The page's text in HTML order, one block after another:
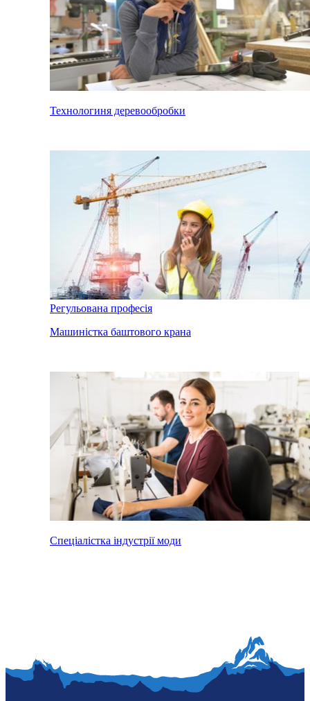
Технологиня деревообробки
Регульована професія
Машиністка баштового крана
Спеціалістка індустрії моди